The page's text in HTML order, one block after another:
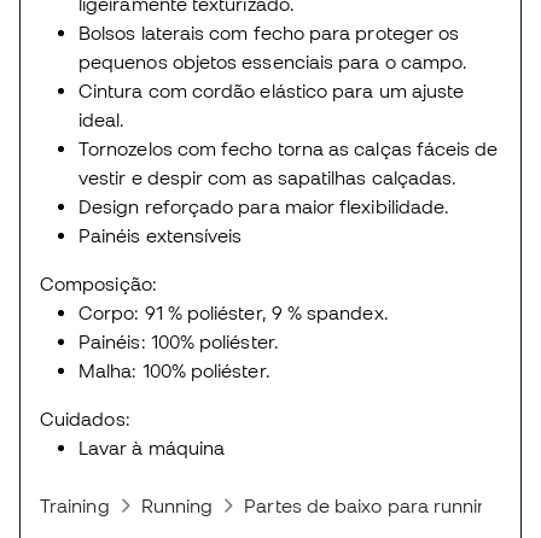
Bolsos laterais com fecho para proteger os
pequenos objetos essenciais para o campo.
Cintura com cordão elástico para um ajuste
ideal.
Tornozelos com fecho torna as calças fáceis de
vestir e despir com as sapatilhas calçadas.
Design reforçado para maior flexibilidade.
Painéis extensíveis
Composição:
Corpo: 91 % poliéster, 9 % spandex.
Painéis: 100% poliéster.
Malha: 100% poliéster.
Cuidados:
Lavar à máquina
Training Running Partes de baixo para running